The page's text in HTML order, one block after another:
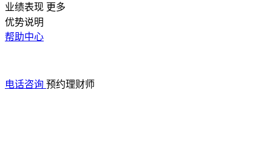
业绩表现 更多
优势说明
帮助中心
电话咨询 预约理财师